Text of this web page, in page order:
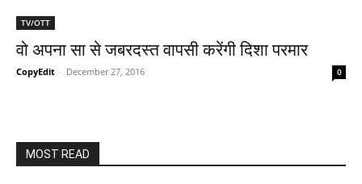
TV/OTT
वो अपना सा से जबरदस्‍त वापसी करेंगी दिशा परमार
CopyEdit - December 27, 2016 0
MOST READ